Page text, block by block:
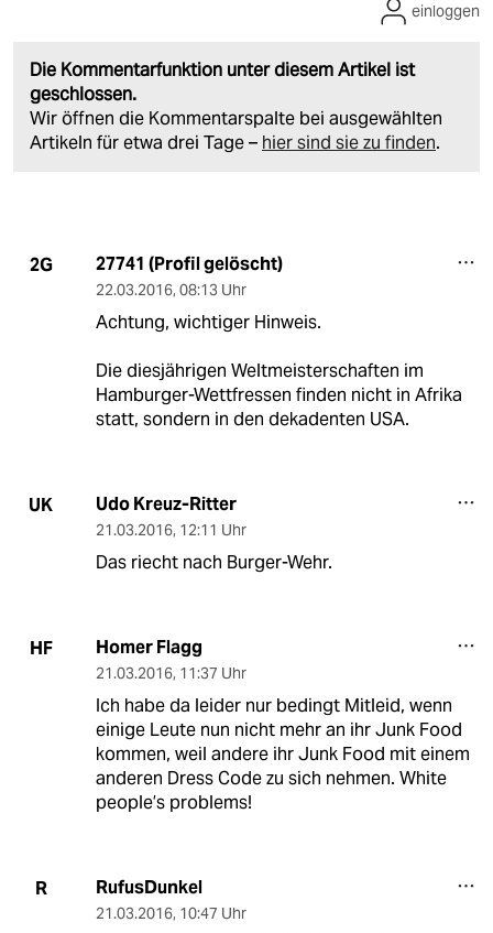
Die Kommentarfunktion unter diesem Artikel ist
geschlossen.
Wir öffnen die Kommentarspalte bei ausgewählten
Artikeln für etwa drei Tage – hier sind sie zu finden.
einloggen
2G 27741 (Profil gelöscht)
22.03.2016, 08:13 Uhr
Achtung, wichtiger Hinweis.
Die diesjährigen Weltmeisterschaften im
Hamburger-Wettfressen finden nicht in Afrika
statt, sondern in den dekadenten USA.
UK Udo Kreuz-Ritter
21.03.2016, 12:11 Uhr
Das riecht nach Burger-Wehr.
HF Homer Flagg
21.03.2016, 11:37 Uhr
Ich habe da leider nur bedingt Mitleid, wenn
einige Leute nun nicht mehr an ihr Junk Food
kommen, weil andere ihr Junk Food mit einem
anderen Dress Code zu sich nehmen. White
people’s problems!
R RufusDunkel
21.03.2016, 10:47 Uhr